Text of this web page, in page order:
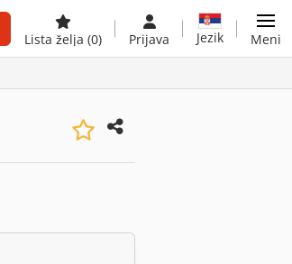
Lista želja (0) Prijava Jezik Meni